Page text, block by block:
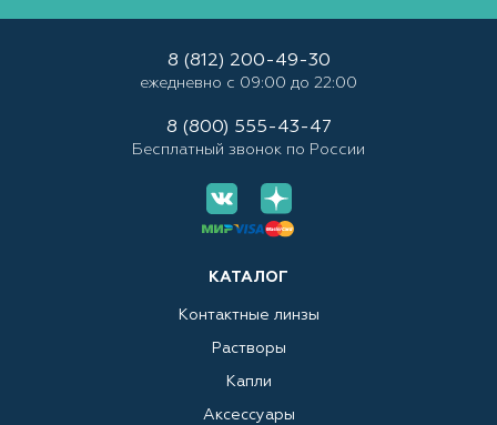
КАТАЛОГ
Контактные линзы
Растворы
Капли
Аксессуары
8 (812) 200-49-30
ежедневно с 09:00 до 22:00
8 (800) 555-43-47
Бесплатный звонок по России